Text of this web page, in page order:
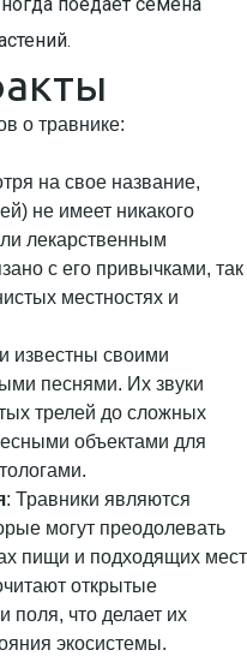
о травнике:
на свое название,
не имеет никакого
лекарственным
с его привычками, так
местностях и
известны своими
песнями. Их звуки
трелей до сложных
объектами для
: Травники являются
могут преодолевать
пищи и подходящих мест
открытые
поля, что делает их
экосистемы.